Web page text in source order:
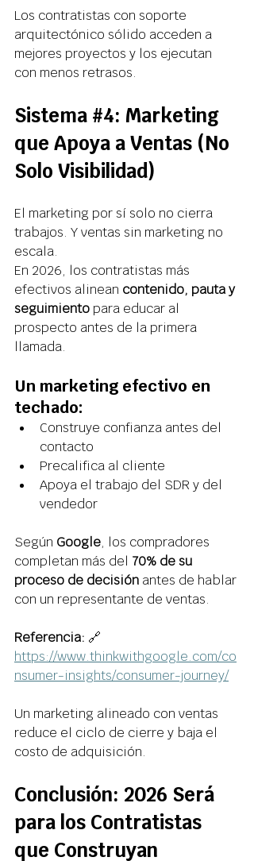
Los contratistas con soporte
arquitectónico sólido acceden a
mejores proyectos y los ejecutan
con menos retrasos.
Sistema #4: Marketing
que Apoya a Ventas (No
Solo Visibilidad)
El marketing por sí solo no cierra
trabajos. Y ventas sin marketing no
escala.
En 2026, los contratistas más
efectivos alinean contenido, pauta y
seguimiento para educar al
prospecto antes de la primera
llamada.
Un marketing efectivo en
techado:
Construye confianza antes del
contacto
Precalifica al cliente
Apoya el trabajo del SDR y del
vendedor
Según Google, los compradores
completan más del 70% de su
proceso de decisión antes de hablar
con un representante de ventas.
Referencia: 🔗
https://www.thinkwithgoogle.com/co
nsumer-insights/consumer-journey/
Un marketing alineado con ventas
reduce el ciclo de cierre y baja el
costo de adquisición.
Conclusión: 2026 Será
para los Contratistas
que Construyan